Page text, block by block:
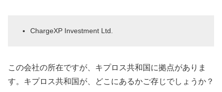
ChargeXP Investment Ltd.
この会社の所在ですが、キプロス共和国に拠点がありま
す。キプロス共和国が、どこにあるかご存じでしょうか？